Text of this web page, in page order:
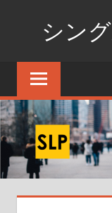
へ
ス
キ
ッ
シン
独
活
た
め